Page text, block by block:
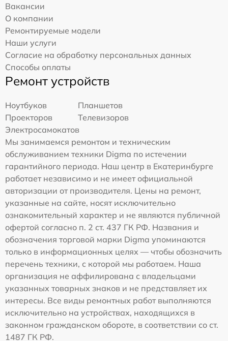
Вакансии
О компании
Ремонтируемые модели
Наши услуги
Согласие на обработку персональных данных
Способы оплаты
Ремонт устройств
Ноутбуков
Планшетов
Проекторов
Телевизоров
Электросамокатов
Мы занимаемся ремонтом и техническим
обслуживанием техники Digma по истечении
гарантийного периода. Наш центр в Екатеринбурге
работает независимо и не имеет официальной
авторизации от производителя. Цены на ремонт,
указанные на сайте, носят исключительно
ознакомительный характер и не являются публичной
офертой согласно п. 2 ст. 437 ГК РФ. Названия и
обозначения торговой марки Digma упоминаются
только в информационных целях — чтобы обозначить
перечень техники, с которой мы работаем. Наша
организация не аффилирована с владельцами
указанных товарных знаков и не представляет их
интересы. Все виды ремонтных работ выполняются
исключительно на устройствах, находящихся в
законном гражданском обороте, в соответствии со ст.
1487 ГК РФ.